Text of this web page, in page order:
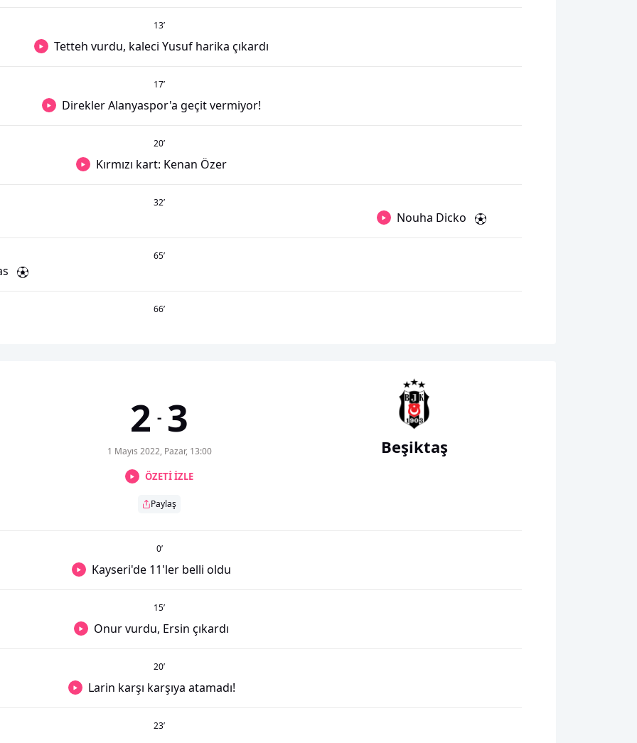
13’
Tetteh vurdu, kaleci Yusuf harika çıkardı
17’
Direkler Alanyaspor'a geçit vermiyor!
20’
Kırmızı kart: Kenan Özer
32’
Nouha Dicko
65’
66’
2 - 3
1 Mayıs 2022, Pazar, 13:00
ÖZETİ İZLE
Paylaş
Beşiktaş
0’
Kayseri'de 11'ler belli oldu
15’
Onur vurdu, Ersin çıkardı
20’
Larin karşı karşıya atamadı!
23’